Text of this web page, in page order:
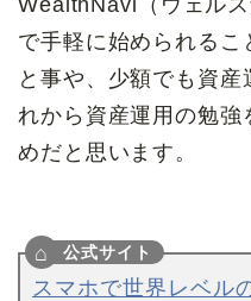
で手軽に始められるこ
と事や、少額でも資産
れから資産運用の勉強
めだと思います。
スマホで世界レベル